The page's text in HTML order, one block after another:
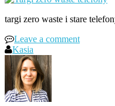
targi zero waste i stare
Leave a comment
Kasia